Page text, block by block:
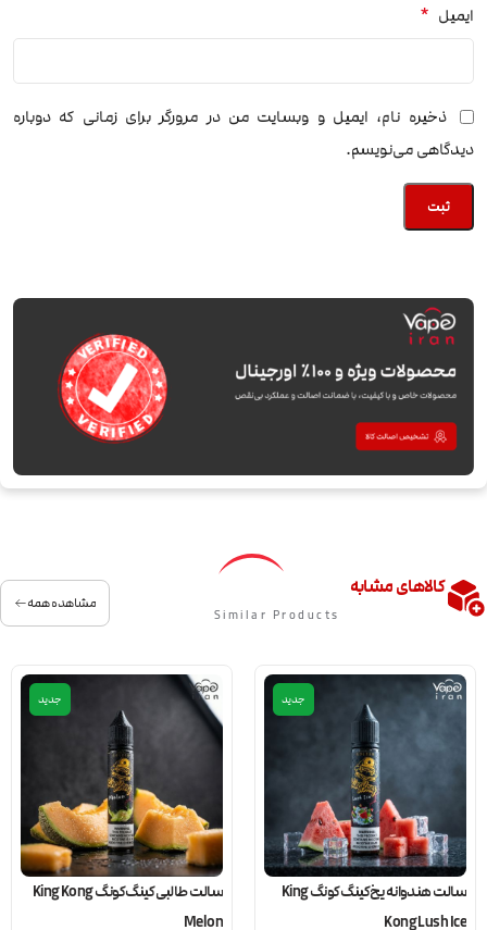
ایمیل *
ذخیره نام، ایمیل و وبسایت من در مرورگر برای زمانی که دوباره
دیدگاهی می‌نویسم.
کالاهای مشابه
Similar Products
مشاهده همه
جدید
سالت هندوانه یخ کینگ کونگ King
Kong Lush Ice
جدید
سالت طالبی کینگ کونگ King Kong
Melon